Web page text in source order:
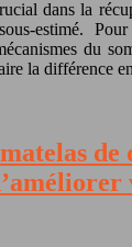
dans la
estimé.
du
la différence
de